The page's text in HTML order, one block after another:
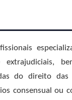
extrajudiciais,
do direito das
consensual ou